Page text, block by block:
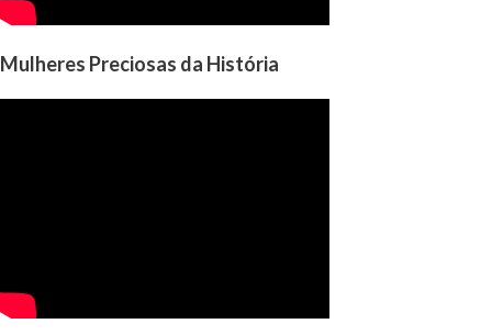
Mulheres Preciosas da História